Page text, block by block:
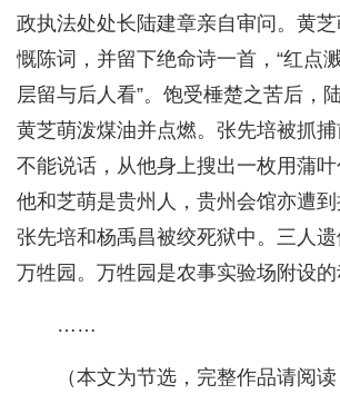
政执法处处长陆建章亲自审问。黄
慨陈词，并留下绝命诗一首，“红点
层留与后人看”。饱受棰楚之苦后，
黄芝萌泼煤油并点燃。张先培被抓
不能说话，从他身上搜出一枚用蒲
他和芝萌是贵州人，贵州会馆亦遭到
张先培和杨禹昌被绞死狱中。三人
万牲园。万牲园是农事实验场附设的
……
（本文为节选，完整作品请阅读